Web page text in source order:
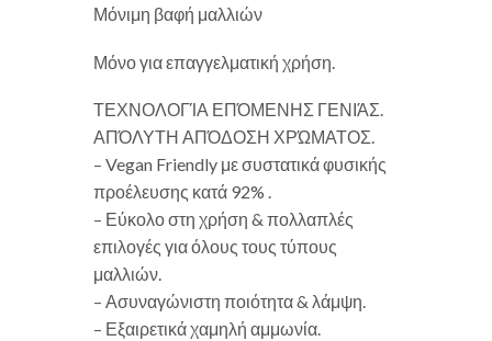
Μόνιμη βαφή μαλλιών
Μόνο για επαγγελματική χρήση.
ΤΕΧΝΟΛΟΓΊΑ ΕΠΌΜΕΝΗΣ ΓΕΝΙΆΣ.
ΑΠΌΛΥΤΗ ΑΠΌΔΟΣΗ ΧΡΏΜΑΤΟΣ.
– Vegan Friendly με συστατικά φυσικής
προέλευσης κατά 92% .
– Εύκολο στη χρήση & πολλαπλές
επιλογές για όλους τους τύπους
μαλλιών.
– Ασυναγώνιστη ποιότητα & λάμψη.
– Εξαιρετικά χαμηλή αμμωνία.